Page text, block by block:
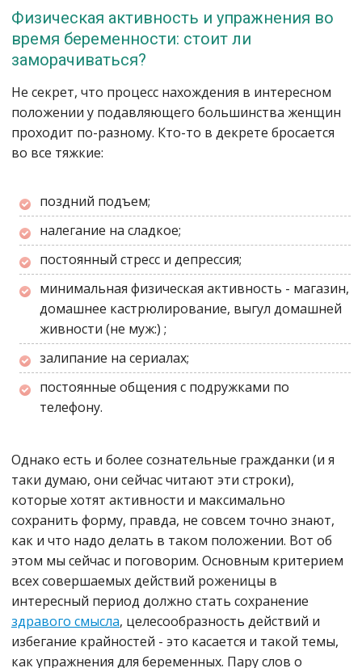
Физическая активность и упражнения во
время беременности: стоит ли
заморачиваться?
Не секрет, что процесс нахождения в интересном
положении у подавляющего большинства женщин
проходит по-разному. Кто-то в декрете бросается
во все тяжкие:
поздний подъем;
налегание на сладкое;
постоянный стресс и депрессия;
минимальная физическая активность - магазин,
домашнее кастрюлирование, выгул домашней
живности (не муж:) ;
залипание на сериалах;
постоянные общения с подружками по
телефону.
Однако есть и более сознательные гражданки (и я
таки думаю, они сейчас читают эти строки),
которые хотят активности и максимально
сохранить форму, правда, не совсем точно знают,
как и что надо делать в таком положении. Вот об
этом мы сейчас и поговорим. Основным критерием
всех совершаемых действий роженицы в
интересный период должно стать сохранение
здравого смысла, целесообразность действий и
избегание крайностей - это касается и такой темы,
как упражнения для беременных. Пару слов о